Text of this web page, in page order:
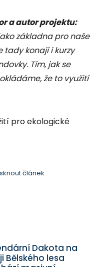
a autor projektu:
základna pro naše
tady konají i kurzy
Tím, jak se
že to využití
pro ekologické
článek
Dakota na
Bělského lesa